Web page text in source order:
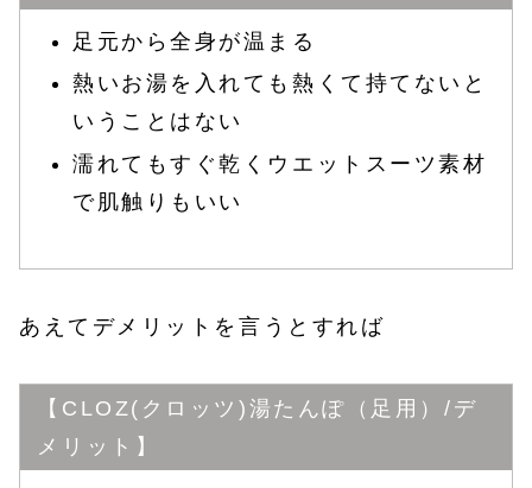
足元から全身が温まる
熱いお湯を入れても熱くて持てないと
いうことはない
濡れてもすぐ乾くウエットスーツ素材
で肌触りもいい
あえてデメリットを言うとすれば
【CLOZ(クロッツ)湯たんぽ（足用）/デ
メリット】